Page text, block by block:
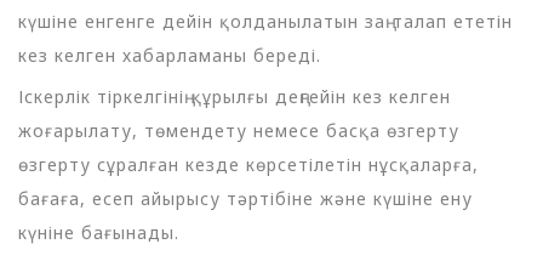
күшіне енгенге дейін қолданылатын заң талап ететін
кез келген хабарламаны береді.
Іскерлік тіркелгінің құрылғы деңгейін кез келген
жоғарылату, төмендету немесе басқа өзгерту
өзгерту сұралған кезде көрсетілетін нұсқаларға,
бағаға, есеп айырысу тәртібіне және күшіне ену
күніне бағынады.